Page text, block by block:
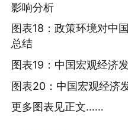
影响分析
图表18：政策环境对中
总结
图表19：中国宏观经济
图表20：中国宏观经济
更多图表见正文……